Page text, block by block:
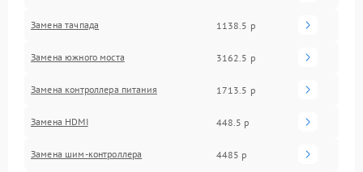
Замена тачпада 1138.5 р
Замена южного моста 3162.5 р
Замена контроллера питания 1713.5 р
Замена HDMI 448.5 р
Замена шим-контроллера 4485 р